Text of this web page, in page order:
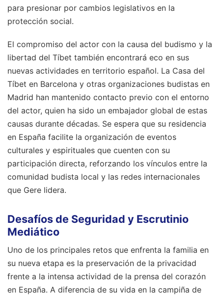
para presionar por cambios legislativos en la
protección social.
El compromiso del actor con la causa del budismo y la
libertad del Tíbet también encontrará eco en sus
nuevas actividades en territorio español. La Casa del
Tíbet en Barcelona y otras organizaciones budistas en
Madrid han mantenido contacto previo con el entorno
del actor, quien ha sido un embajador global de estas
causas durante décadas. Se espera que su residencia
en España facilite la organización de eventos
culturales y espirituales que cuenten con su
participación directa, reforzando los vínculos entre la
comunidad budista local y las redes internacionales
que Gere lidera.
Desafíos de Seguridad y Escrutinio
Mediático
Uno de los principales retos que enfrenta la familia en
su nueva etapa es la preservación de la privacidad
frente a la intensa actividad de la prensa del corazón
en España. A diferencia de su vida en la campiña de